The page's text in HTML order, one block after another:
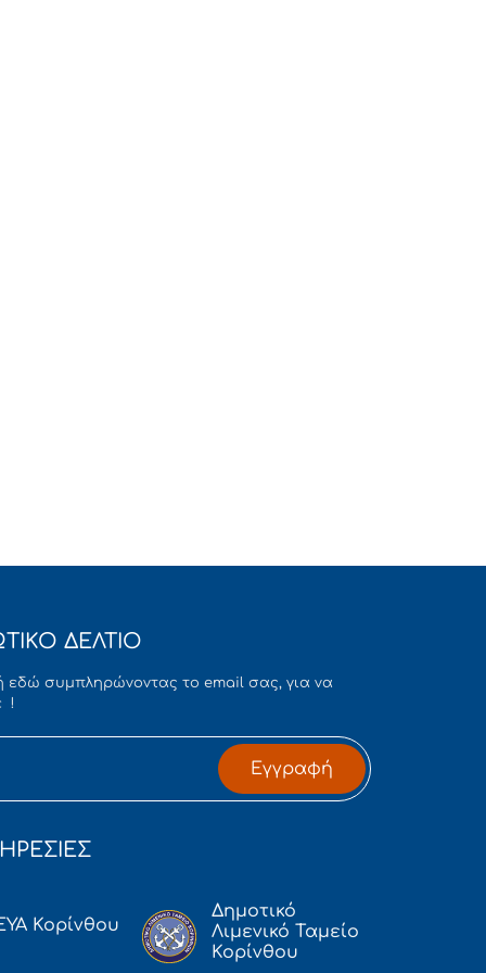
ΔΕΛΤΙΟ
εδώ συμπληρώνοντας το email σας, για να
!
Εγγραφή
Κορίνθου
Δημοτικό
Λιμενικό Ταμείο
Κορίνθου